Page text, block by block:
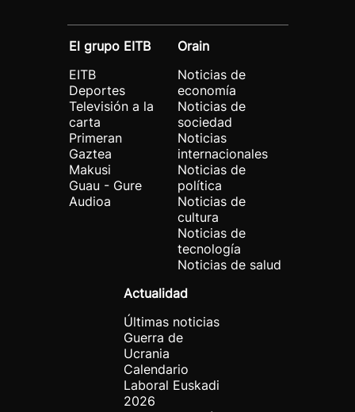
El grupo EITB
EITB
Deportes
Televisión a la
carta
Primeran
Gaztea
Makusi
Guau - Gure
Audioa
Orain
Noticias de
economía
Noticias de
sociedad
Noticias
internacionales
Noticias de
política
Noticias de
cultura
Noticias de
tecnología
Noticias de salud
Actualidad
Últimas noticias
Guerra de
Ucrania
Calendario
Laboral Euskadi
2026